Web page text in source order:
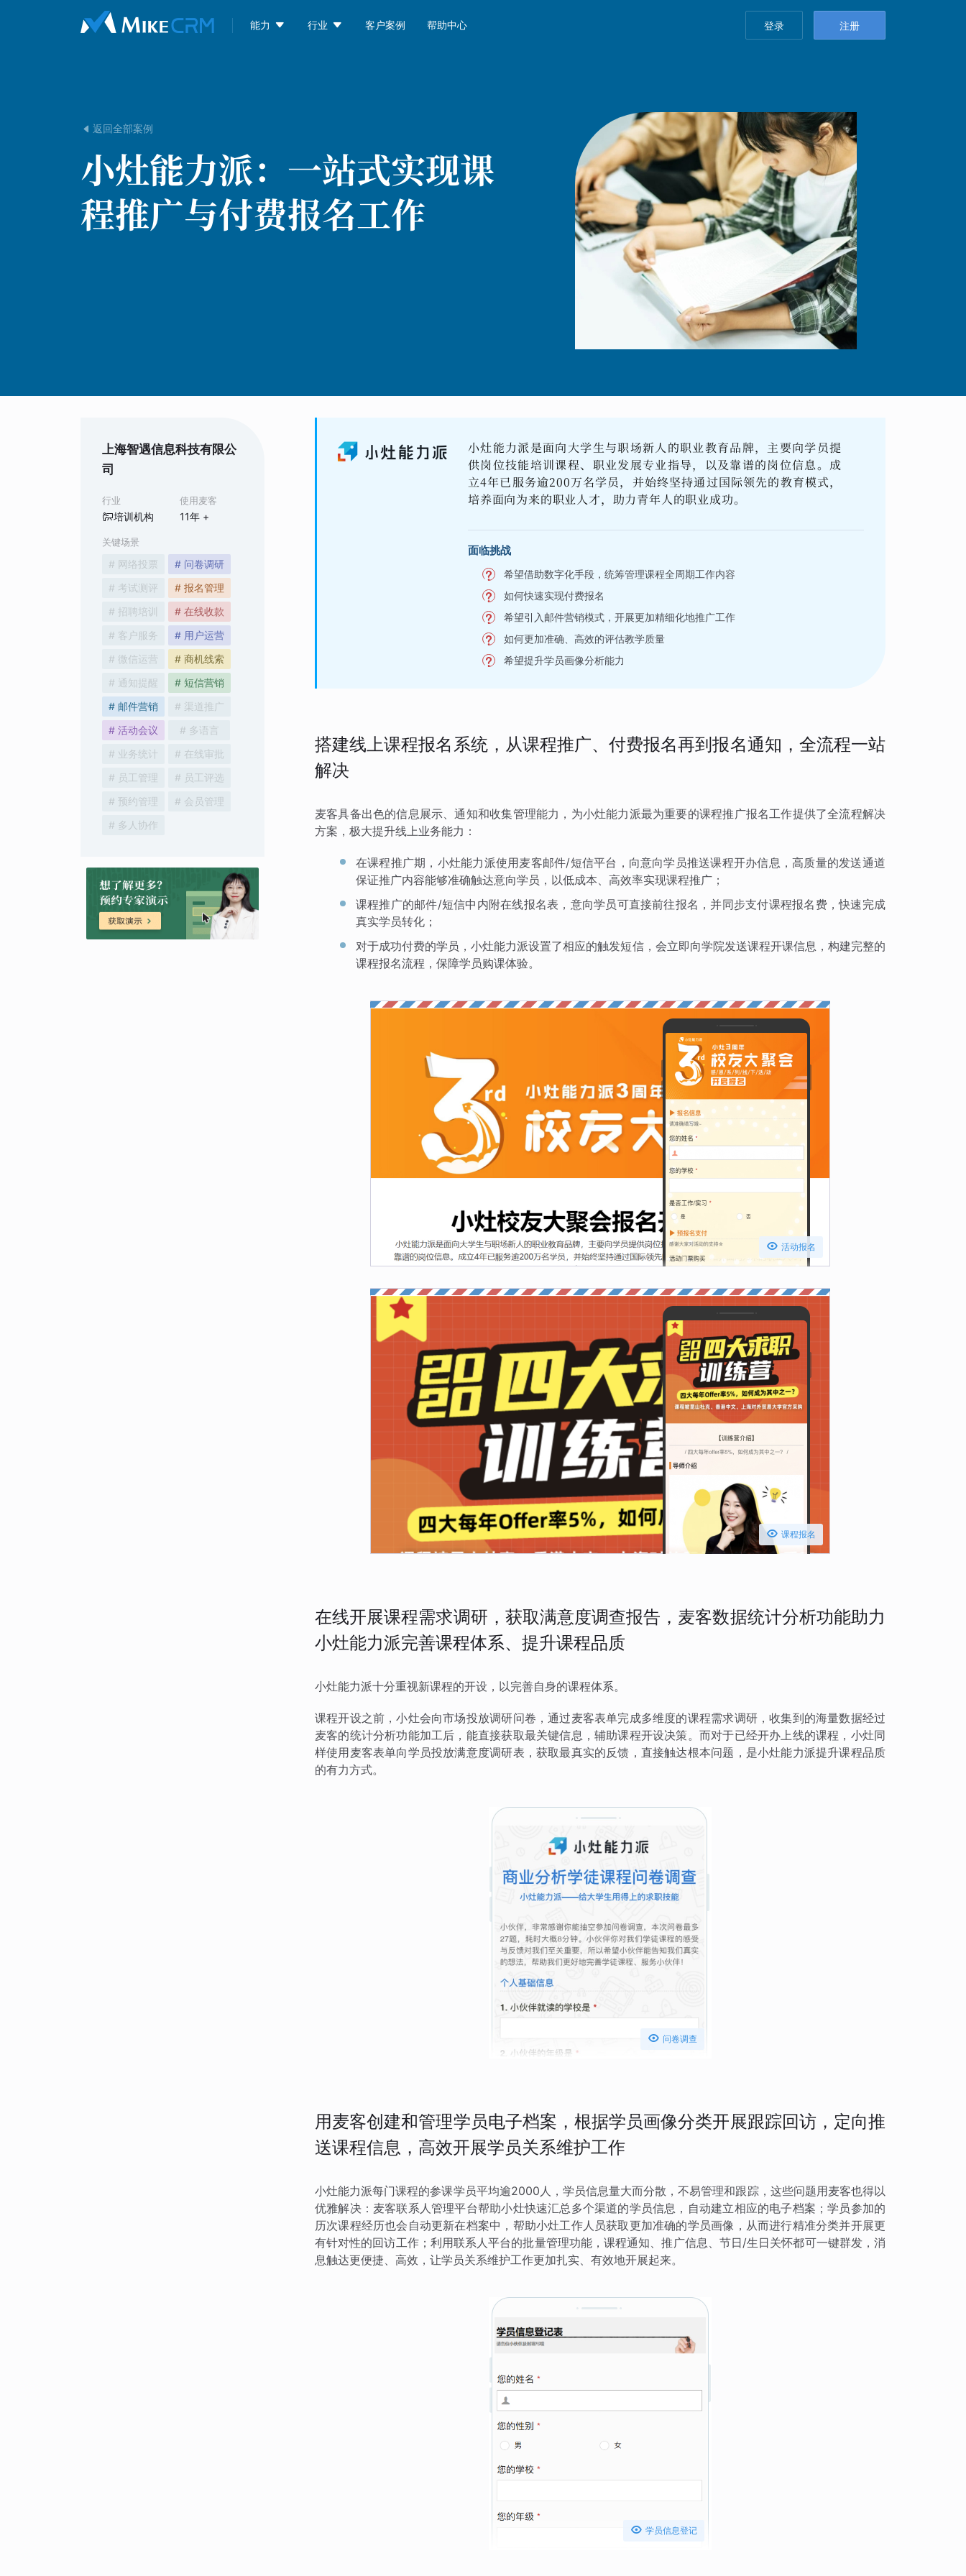
能力  行业  客户案例 帮助中心 登录 注册
 返回全部案例
小灶能力派： 一站式实现课
程推广与付费报名工作
上海智遇信息科技有限公
司
行业
培训机构
使用麦客
11年 +
关键场景
# 网络投票
# 问卷调研
# 考试测评
# 报名管理
# 招聘培训
# 在线收款
# 客户服务
# 用户运营
# 微信运营
# 商机线索
# 通知提醒
# 短信营销
# 邮件营销
# 渠道推广
# 活动会议
# 多语言
# 业务统计
# 在线审批
# 员工管理
# 员工评选
# 预约管理
# 会员管理
# 多人协作
小灶能力派是面向大学生与职场新人的职业教育品牌，主要向学员提
供岗位技能培训课程、职业发展专业指导，以及靠谱的岗位信息。成
立4年已服务逾200万名学员，并始终坚持通过国际领先的教育模式，
培养面向为来的职业人才，助力青年人的职业成功。
面临挑战
希望借助数字化手段，统筹管理课程全周期工作内容
如何快速实现付费报名
希望引入邮件营销模式，开展更加精细化地推广工作
如何更加准确、高效的评估教学质量
希望提升学员画像分析能力
搭建线上课程报名系统，从课程推广、付费报名再到报名通知，全流程一站
解决
麦客具备出色的信息展示、通知和收集管理能力，为小灶能力派最为重要的课程推广报名工作提供了全流程解决
方案，极大提升线上业务能力：
在课程推广期，小灶能力派使用麦客邮件/短信平台，向意向学员推送课程开办信息，高质量的发送通道
保证推广内容能够准确触达意向学员，以低成本、高效率实现课程推广；
课程推广的邮件/短信中内附在线报名表，意向学员可直接前往报名，并同步支付课程报名费，快速完成
真实学员转化；
对于成功付费的学员，小灶能力派设置了相应的触发短信，会立即向学院发送课程开课信息，构建完整的
课程报名流程，保障学员购课体验。
 活动报名
 课程报名
在线开展课程需求调研，获取满意度调查报告，麦客数据统计分析功能助力
小灶能力派完善课程体系、提升课程品质
小灶能力派十分重视新课程的开设，以完善自身的课程体系。
课程开设之前，小灶会向市场投放调研问卷，通过麦客表单完成多维度的课程需求调研，收集到的海量数据经过
麦客的统计分析功能加工后，能直接获取最关键信息，辅助课程开设决策。而对于已经开办上线的课程，小灶同
样使用麦客表单向学员投放满意度调研表，获取最真实的反馈，直接触达根本问题，是小灶能力派提升课程品质
的有力方式。
 问卷调查
用麦客创建和管理学员电子档案，根据学员画像分类开展跟踪回访，定向推
送课程信息，高效开展学员关系维护工作
小灶能力派每门课程的参课学员平均逾2000人，学员信息量大而分散，不易管理和跟踪，这些问题用麦客也得以
优雅解决：麦客联系人管理平台帮助小灶快速汇总多个渠道的学员信息，自动建立相应的电子档案；学员参加的
历次课程经历也会自动更新在档案中，帮助小灶工作人员获取更加准确的学员画像，从而进行精准分类并开展更
有针对性的回访工作；利用联系人平台的批量管理功能，课程通知、推广信息、节日/生日关怀都可一键群发，消
息触达更便捷、高效，让学员关系维护工作更加扎实、有效地开展起来。
 学员信息登记